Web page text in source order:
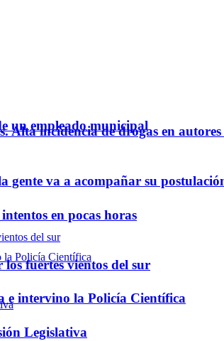
Alta incidencia de drogas en autores
en pocas horas
e intervino la Policía Científica
un empleado municipal
gente va a acompañar su
fuertes vientos del sur
Legislativa